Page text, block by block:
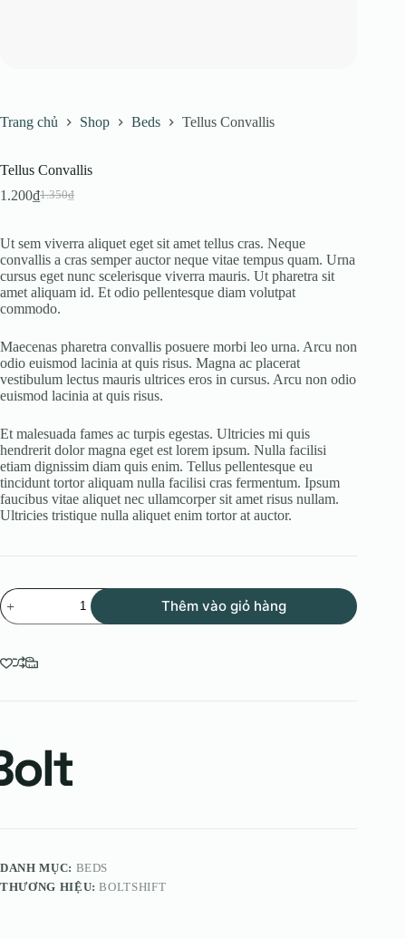
Trang chủ Shop Beds Tellus Convallis
Tellus Convallis
1.350₫
Giá
1.350₫.
1.200₫Giá
là:
1.200₫.
Ut sem viverra aliquet eget sit amet tellus cras. Neque
convallis a cras semper auctor neque vitae tempus quam. Urna
cursus eget nunc scelerisque viverra mauris. Ut pharetra sit
amet aliquam id. Et odio pellentesque diam volutpat
commodo.
Maecenas pharetra convallis posuere morbi leo urna. Arcu non
odio euismod lacinia at quis risus. Magna ac placerat
vestibulum lectus mauris ultrices eros in cursus. Arcu non odio
euismod lacinia at quis risus.
Et malesuada fames ac turpis egestas. Ultricies mi quis
hendrerit dolor magna eget est lorem ipsum. Nulla facilisi
etiam dignissim diam quis enim. Tellus pellentesque eu
tincidunt tortor aliquam nulla facilisi cras fermentum. Ipsum
faucibus vitae aliquet nec ullamcorper sit amet risus nullam.
Ultricies tristique nulla aliquet enim tortor at auctor.
Tellus
Convallis
số
Thêm vào giỏ hàng
DANH MỤC: BEDS
THƯƠNG HIỆU:BOLTSHIFT